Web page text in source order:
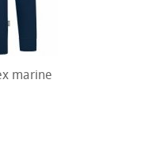
marine